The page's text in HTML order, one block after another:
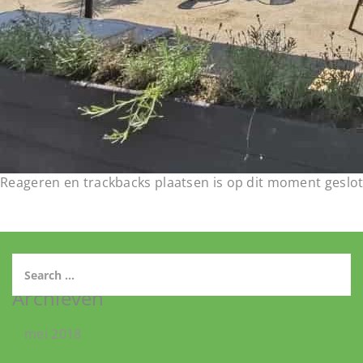
Reageren en trackbacks plaatsen is op dit moment
Archieven
mei 2018